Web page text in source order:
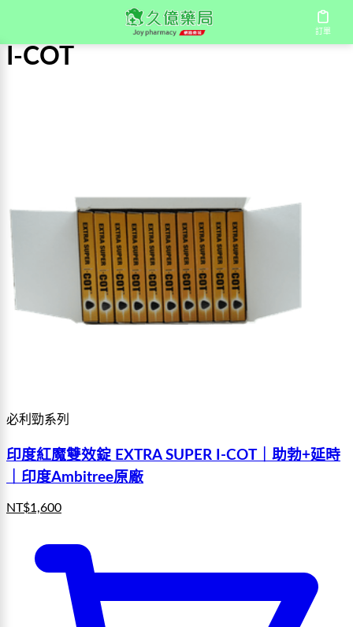
訂單
I-COT
必利勁系列
印度紅魔雙效錠 EXTRA SUPER I-COT｜助勃+延時
｜印度Ambitree原廠
NT$1,600